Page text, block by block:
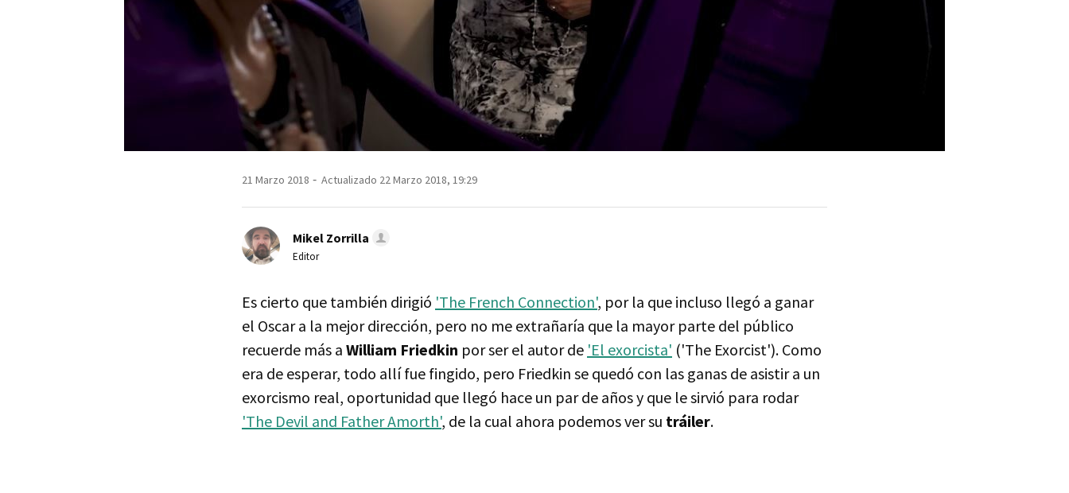
21 Marzo 2018 Actualizado 22 Marzo 2018, 19:29
Mikel Zorrilla
Editor
Es cierto que también dirigió 'The French Connection', por la que incluso llegó a ganar
el Oscar a la mejor dirección, pero no me extrañaría que la mayor parte del público
recuerde más a William Friedkin por ser el autor de 'El exorcista' ('The Exorcist'). Como
era de esperar, todo allí fue fingido, pero Friedkin se quedó con las ganas de asistir a un
exorcismo real, oportunidad que llegó hace un par de años y que le sirvió para rodar
'The Devil and Father Amorth', de la cual ahora podemos ver su tráiler.